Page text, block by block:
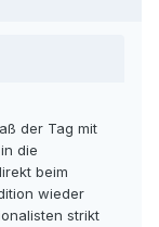
der Tag mit
die
beim
wieder
strikt